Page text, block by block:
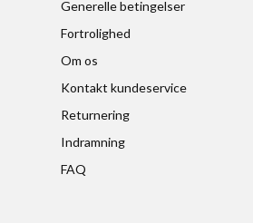
Generelle betingelser
Fortrolighed
Om os
Kontakt kundeservice
Returnering
Indramning
FAQ